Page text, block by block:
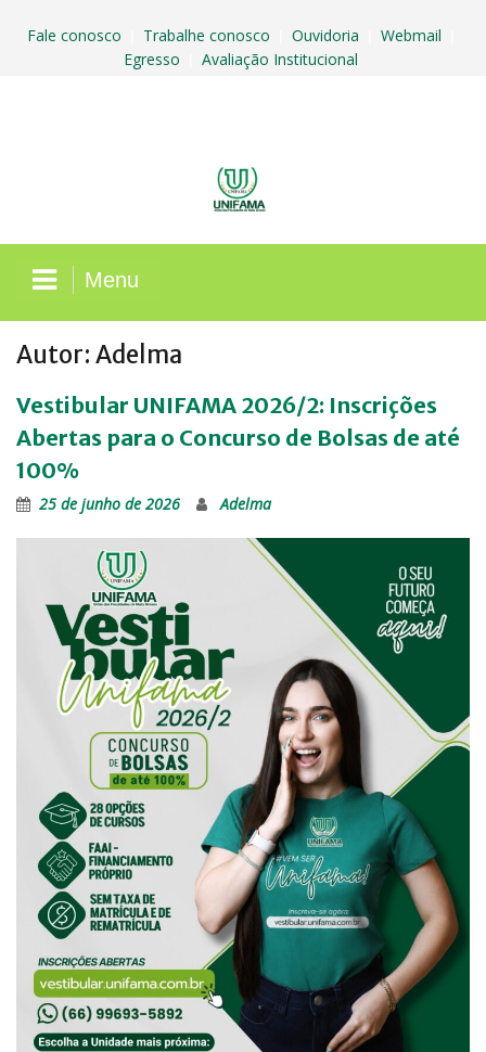
Fale conosco Trabalhe conosco Ouvidoria Webmail
Egresso Avaliação Institucional
Menu
Autor: Adelma
Vestibular UNIFAMA 2026/2: Inscrições
Abertas para o Concurso de Bolsas de até
100%
25 de junho de 2026 Adelma